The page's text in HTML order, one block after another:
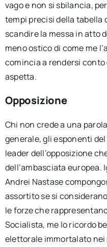
vago e non si sbilancia,
tempi precisi della tabella
scandire la messa in atto
meno ostico di come me
comincia a rendersi
aspetta.
Opposizione
Chi non crede a una
generale, gli esponenti
leader dell’opposizione
dell’ambasciata europea.
Andrei Nastase
assortito se si
le forze che
Socialista, me lo ricordo
elettorale immortalato